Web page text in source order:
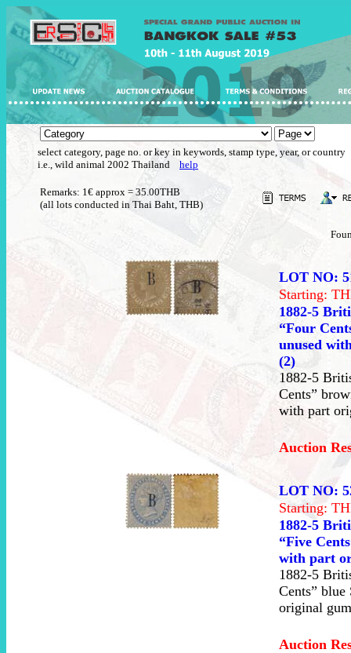
select category, page no. or key in keywords, stamp type, year, or country
i.e., wild animal 2002 Thailand help
Remarks: 1€ approx = 35.00THB
(all lots conducted in Thai Baht, THB)
LOT NO:
Starting:
1882-5
“Four
unused
(2)
1882-5
Cents”
with part
Auction
LOT NO:
Starting:
1882-5
“Five
with part
1882-5
Cents”
original
Auction